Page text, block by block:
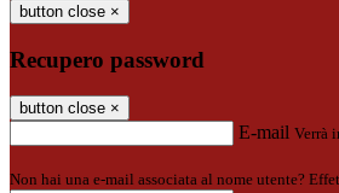
button close ×
Recupero password
button close ×
E-mail Verrà
Non hai una e-mail associata al nome utente?